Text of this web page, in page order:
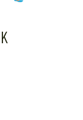
TÁMOGATÓJA